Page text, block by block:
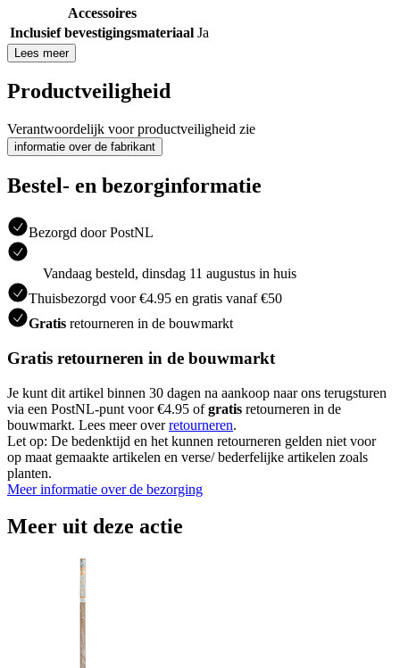
Accessoires
Inclusief bevestigingsmateriaal Ja
Lees meer
Productveiligheid
Verantwoordelijk voor productveiligheid zie
informatie over de fabrikant
Bestel- en bezorginformatie
Bezorgd door PostNL
Vandaag besteld, dinsdag 11 augustus in huis
Thuisbezorgd voor €4.95 en gratis vanaf €50
Gratis retourneren in de bouwmarkt
Gratis retourneren in de bouwmarkt
Je kunt dit artikel binnen 30 dagen na aankoop naar ons terugsturen
via een PostNL-punt voor €4.95 ofgratis retourneren in de
bouwmarkt. Lees meer overretourneren.
Let op: De bedenktijd en het kunnen retourneren gelden niet voor
op maat gemaakte artikelen en verse/ bederfelijke artikelen zoals
planten.
Meer informatie over de bezorging
Meer uit deze actie